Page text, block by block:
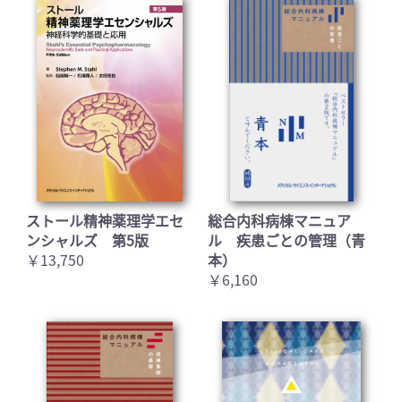
ストール精神薬理学エセ
ンシャルズ 第5版
￥13,750
総合内科病棟マニュア
ル 疾患ごとの管理（青
本）
￥6,160